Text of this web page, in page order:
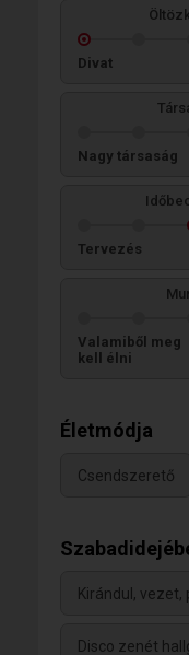
Divat
Nagy társaság
Tervezés
Valamiből meg
kell élni
Életmódja
Csendszerető
Kirándul,
Disco zenét